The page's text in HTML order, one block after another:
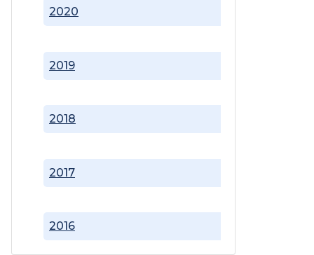
2016
2017
2018
2019
2020